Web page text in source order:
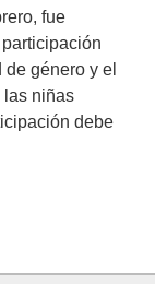
fue
género y el
las niñas
debe